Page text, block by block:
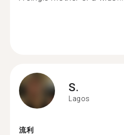
S.
Lagos
流利